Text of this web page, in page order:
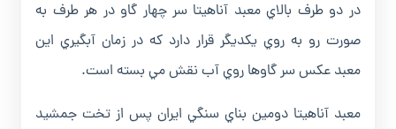
در دو طرف بالاي معبد آناهيتا سر چهار گاو در هر طرف به
صورت رو به روي يکديگر قرار دارد که در زمان آبگيري اين
معبد عکس سر گاوها روي آب نقش مي بسته است.
معبد آناهيتا دومين بناي سنگي ايران پس از تخت جمشيد